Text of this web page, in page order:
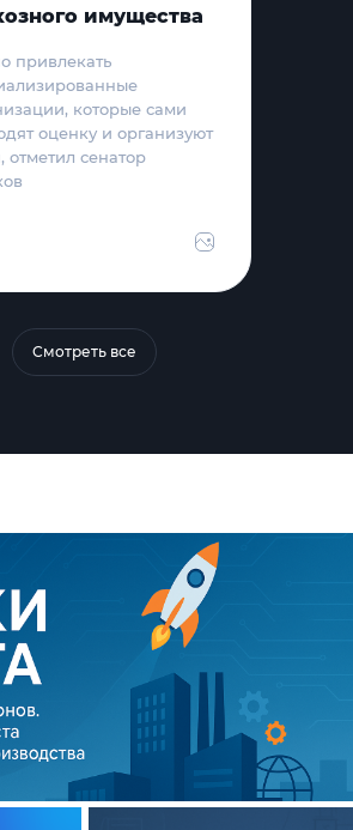
имущества
привлекать
которые сами
оценку и организуют
отметил сенатор
Смотреть все